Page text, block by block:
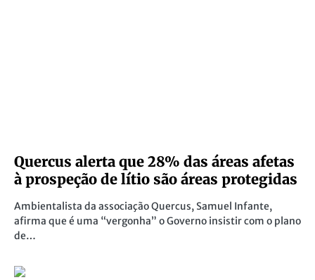
Quercus alerta que 28% das áreas afetas
à prospeção de lítio são áreas protegidas
Ambientalista da associação Quercus, Samuel Infante,
afirma que é uma “vergonha” o Governo insistir com o plano
de…